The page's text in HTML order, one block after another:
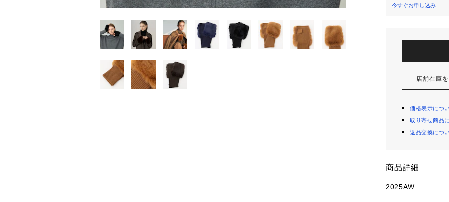
今すぐお申し込み
店舗在庫
価格表示につ
取り寄せ商品
返品交換につ
商品詳細
2025AW